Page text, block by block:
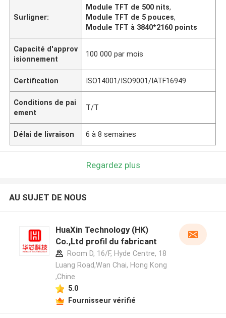
Surligner:
Module TFT de 500 nits,
Module TFT de 5 pouces,
Module TFT à 3840*2160 points
Capacité d'approv
isionnement
100 000 par mois
Certification ISO14001/ISO9001/IATF16949
Conditions de pai
ement
T/T
Délai de livraison 6 à 8 semaines
Regardez plus
AU SUJET DE NOUS
HuaXin Technology (HK)
Co.,Ltd profil du fabricant
Room D, 16/F, Hyde Centre, 18
Luang Road,Wan Chai, Hong Kong
,Chine
5.0
Fournisseur vérifié